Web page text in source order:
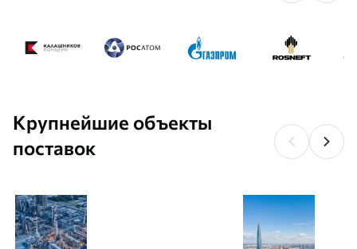
Крупнейшие объекты
поставок